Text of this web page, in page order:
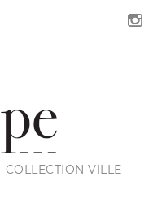
COLLECTION VILLE